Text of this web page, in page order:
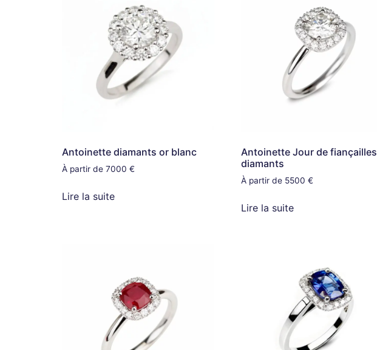
Antoinette diamants or blanc
À partir de 7000 €
Lire la suite
Antoinette Jour de fiançailles
diamants
À partir de 5500 €
Lire la suite